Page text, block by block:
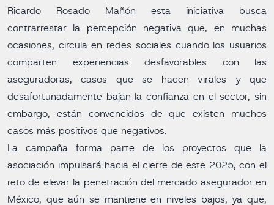
Ricardo Rosado Mañón esta iniciativa busca
contrarrestar la percepción negativa que, en muchas
ocasiones, circula en redes sociales cuando los usuarios
comparten experiencias desfavorables con las
aseguradoras, casos que se hacen virales y que
desafortunadamente bajan la confianza en el sector, sin
embargo, están convencidos de que existen muchos
casos más positivos que negativos.
La campaña forma parte de los proyectos que la
asociación impulsará hacia el cierre de este 2025, con el
reto de elevar la penetración del mercado asegurador en
México, que aún se mantiene en niveles bajos, ya que,